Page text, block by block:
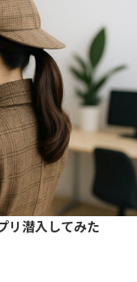
リ潜入してみた